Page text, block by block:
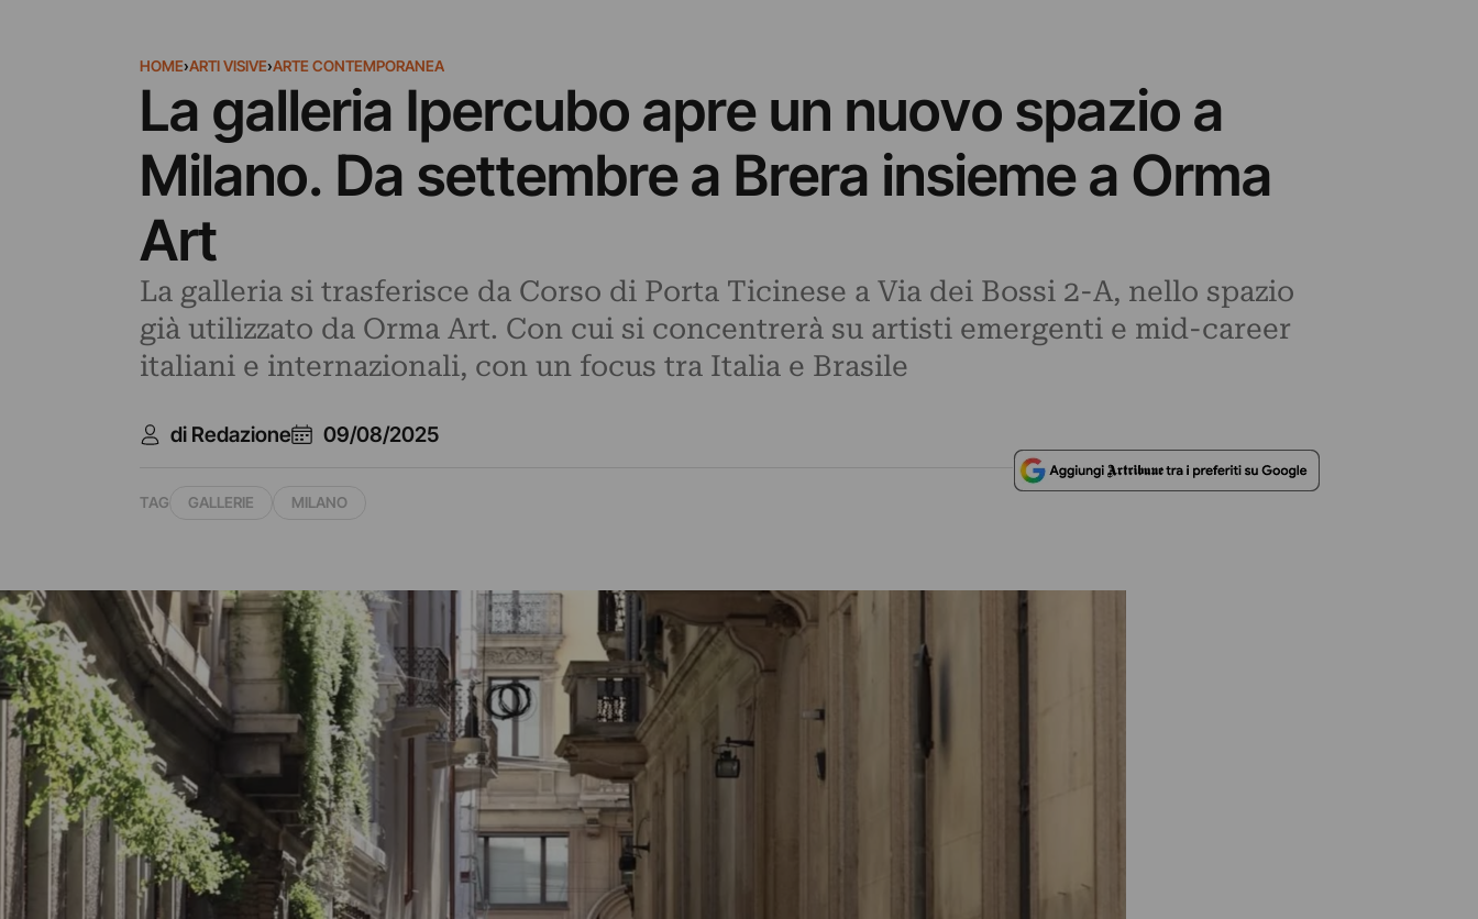
HOME›ARTI VISIVE›ARTE CONTEMPORANEA
La galleria Ipercubo apre un nuovo spazio a
Milano. Da settembre a Brera insieme a Orma
Art
La galleria si trasferisce da Corso di Porta Ticinese a Via dei Bossi 2-A, nello spazio
già utilizzato da Orma Art. Con cui si concentrerà su artisti emergenti e mid-career
italiani e internazionali, con un focus tra Italia e Brasile
di Redazione 09/08/2025
TAG GALLERIE MILANO